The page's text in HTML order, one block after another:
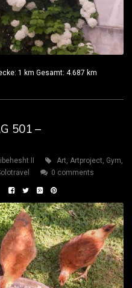
1 km Gesamt: 4.687 km
501 –
II Art Artproject Gym
0 comments